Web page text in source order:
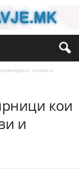
гасови и
кои
и